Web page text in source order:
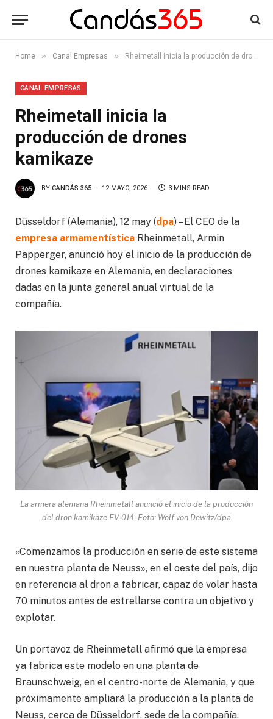
Home » Canal Empresas » Rheimetall inicia la producción de drones kamikaze
CANAL EMPRESAS
Rheimetall inicia la
producción de drones
kamikaze
BY CANDÁS 365 12 MAYO, 2026 3 MINS READ
Düsseldorf (Alemania), 12 may (dpa) – El CEO de la
empresa armamentística Rheinmetall, Armin
Papperger, anunció hoy el inicio de la producción de
drones kamikaze en Alemania, en declaraciones
dadas en la junta general anual virtual de la
compañía.
La armera alemana Rheinmetall anunció el inicio de la producción
del dron kamikaze FV-014. Foto: Wolf von Dewitz/dpa
«Comenzamos la producción en serie de este sistema
en nuestra planta de Neuss», en el oeste del país, dijo
en referencia al dron a fabricar, capaz de volar hasta
70 minutos antes de estrellarse contra un objetivo y
explotar.
Un portavoz de Rheinmetall afirmó que la empresa
ya fabrica este modelo en una planta de
Braunschweig, en el centro-norte de Alemania, y que
próximamente ampliará la producción a la planta de
Neuss, cerca de Düsseldorf, sede de la compañía.